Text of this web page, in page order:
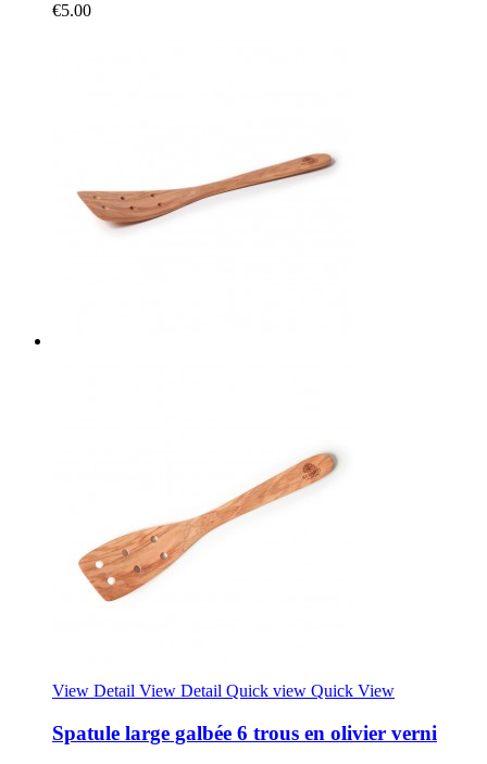
€5.00
View Detail View Detail Quick view Quick View
Spatule large galbée 6 trous en olivier verni